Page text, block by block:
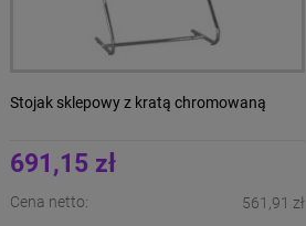
Stojak sklepowy z kratą chromowaną
691,15 zł
Cena netto: 561,91 zł